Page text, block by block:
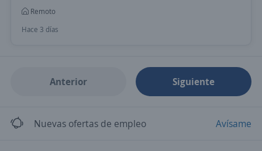
Remoto
Hace 3 días
Anterior Siguiente
Nuevas ofertas de empleo Avísame